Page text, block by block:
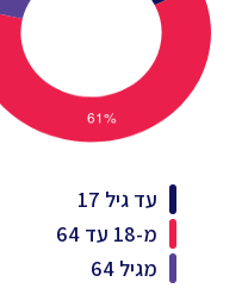
עד גיל 17
מ-18 עד 64
מגיל 64